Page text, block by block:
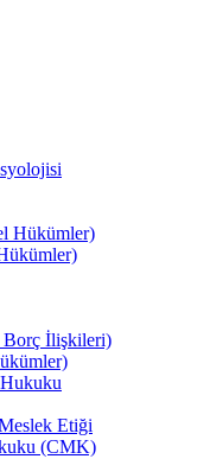
Hükümler)
İlişkileri)
Etiği
(CMK)